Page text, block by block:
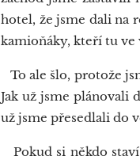
hotel, že jsme dali na
kamioňáky, kteří tu ve
To ale šlo, protože
Jak už jsme plánovali
už jsme přesedlali do
Pokud si někdo